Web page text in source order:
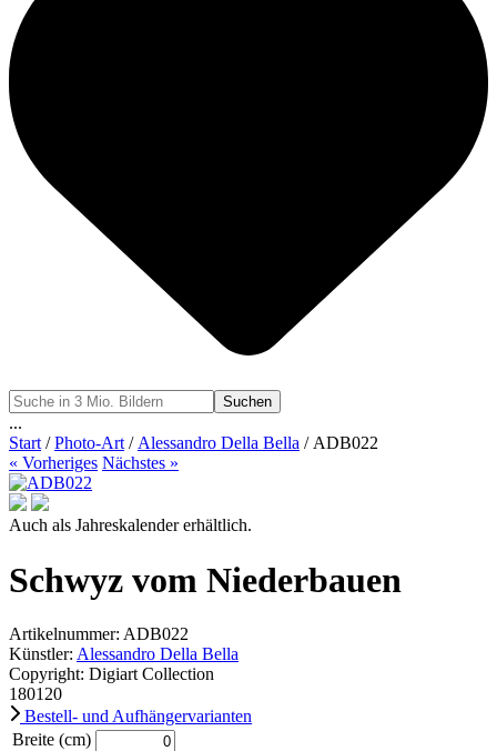
Suchen
...
Start/Photo-Art/Alessandro Della Bella / ADB022
« Vorheriges Nächstes »
Auch als Jahreskalender erhältlich.
Schwyz vom Niederbauen
Artikelnummer: ADB022
Künstler: Alessandro Della Bella
Copyright: Digiart Collection
180120
Bestell- und Aufhängervarianten
Breite (cm)